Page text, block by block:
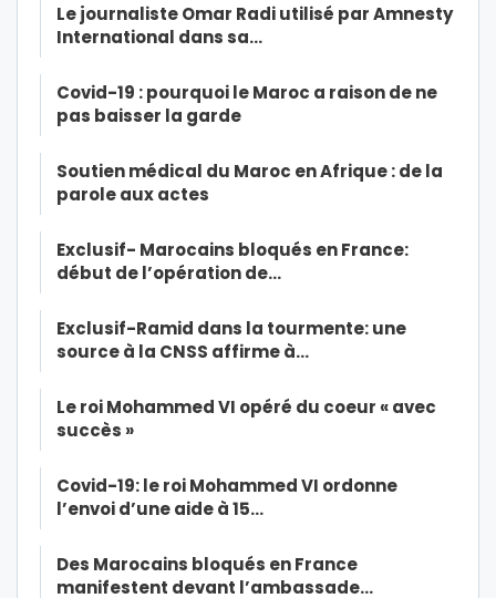
Le journaliste Omar Radi utilisé par Amnesty
International dans sa…
Covid-19 : pourquoi le Maroc a raison de ne
pas baisser la garde
Soutien médical du Maroc en Afrique : de la
parole aux actes
Exclusif- Marocains bloqués en France:
début de l’opération de…
Exclusif-Ramid dans la tourmente: une
source à la CNSS affirme à…
Le roi Mohammed VI opéré du coeur « avec
succès »
Covid-19: le roi Mohammed VI ordonne
l’envoi d’une aide à 15…
Des Marocains bloqués en France
manifestent devant l’ambassade…